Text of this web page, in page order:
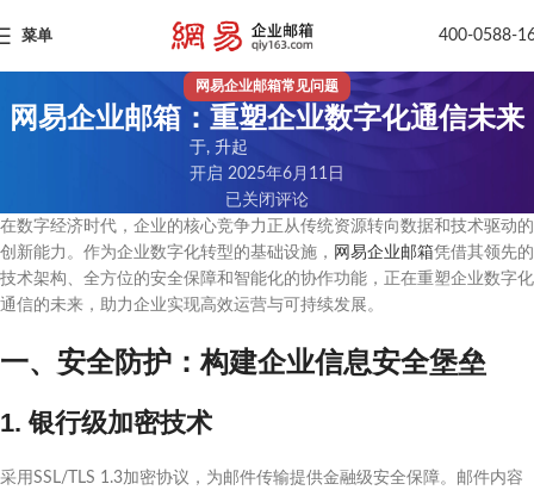
菜单 400-0588-
网易企业邮箱常见问题
网易企业邮箱：重塑企业数字化通信未来
于, 升起
开启 2025年6月11日
已关闭评论
在数字经济时代，企业的核心竞争力正从传统资源转向数据和技术驱动的
创新能力。作为企业数字化转型的基础设施， 网易企业邮箱凭借其领先的
技术架构、全方位的安全保障和智能化的协作功能，正在重塑企业数字化
通信的未来，助力企业实现高效运营与可持续发展。
一、安全防护：构建企业信息安全堡垒
1. 银行级加密技术
采用SSL/TLS 1.3加密协议，为邮件传输提供金融级安全保障。邮件内容